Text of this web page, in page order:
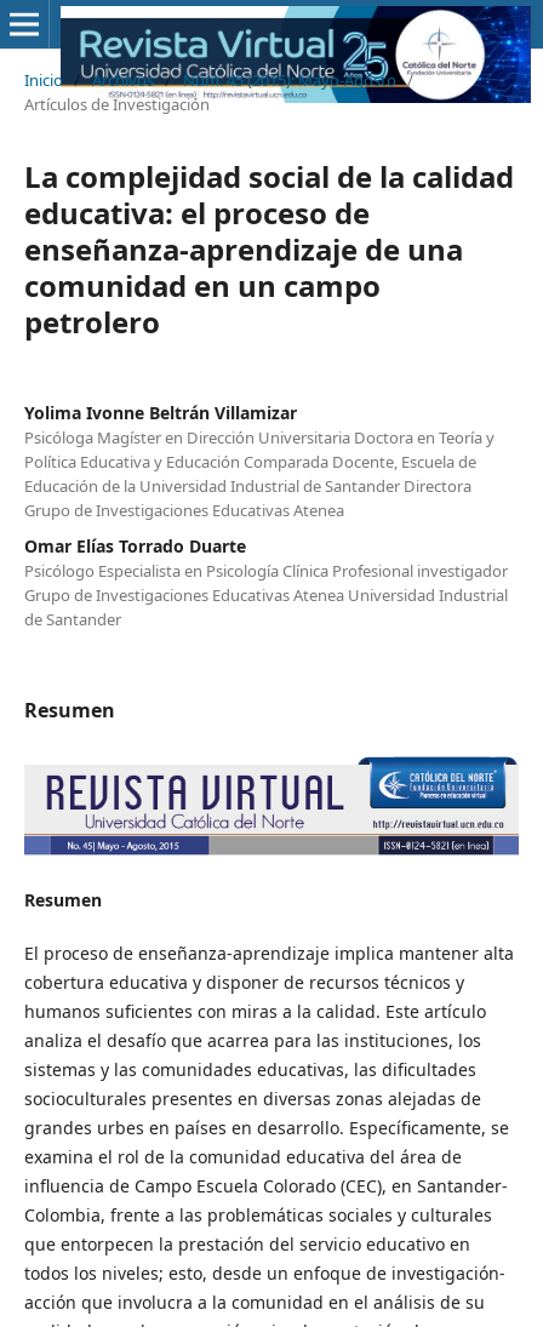
Inicio / Archivos / Núm. 45 (2015): Mayo-Agosto /
Artículos de Investigación
La complejidad social de la calidad
educativa: el proceso de
enseñanza-aprendizaje de una
comunidad en un campo
petrolero
Yolima Ivonne Beltrán Villamizar
Psicóloga Magíster en Dirección Universitaria Doctora en Teoría y
Política Educativa y Educación Comparada Docente, Escuela de
Educación de la Universidad Industrial de Santander Directora
Grupo de Investigaciones Educativas Atenea
Omar Elías Torrado Duarte
Psicólogo Especialista en Psicología Clínica Profesional investigador
Grupo de Investigaciones Educativas Atenea Universidad Industrial
de Santander
Resumen
Resumen
El proceso de enseñanza-aprendizaje implica mantener alta
cobertura educativa y disponer de recursos técnicos y
humanos suficientes con miras a la calidad. Este artículo
analiza el desafío que acarrea para las instituciones, los
sistemas y las comunidades educativas, las dificultades
socioculturales presentes en diversas zonas alejadas de
grandes urbes en países en desarrollo. Específicamente, se
examina el rol de la comunidad educativa del área de
influencia de Campo Escuela Colorado (CEC), en Santander-
Colombia, frente a las problemáticas sociales y culturales
que entorpecen la prestación del servicio educativo en
todos los niveles; esto, desde un enfoque de investigación-
acción que involucra a la comunidad en el análisis de su